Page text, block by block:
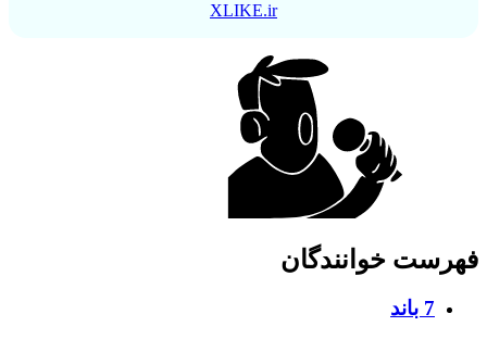
XLIKE.ir
فهرست خوانندگان
7 باند